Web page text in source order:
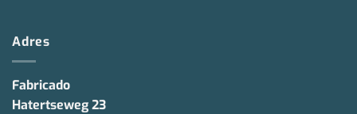
Adres
Fabricado
Hatertseweg 23